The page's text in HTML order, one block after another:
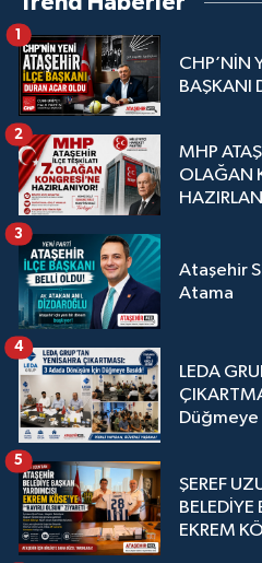
CHP’NİN
BAŞKANI
1
MHP
OLAĞAN
2
Ataşehir
Atama
3
LEDA
Düğmeye
4
ŞEREF
BELEDİYE
EKREM
5